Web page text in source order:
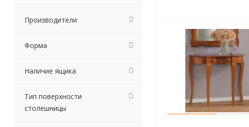
Производители
Форма
Наличие ящика
Тип поверхности
столешницы